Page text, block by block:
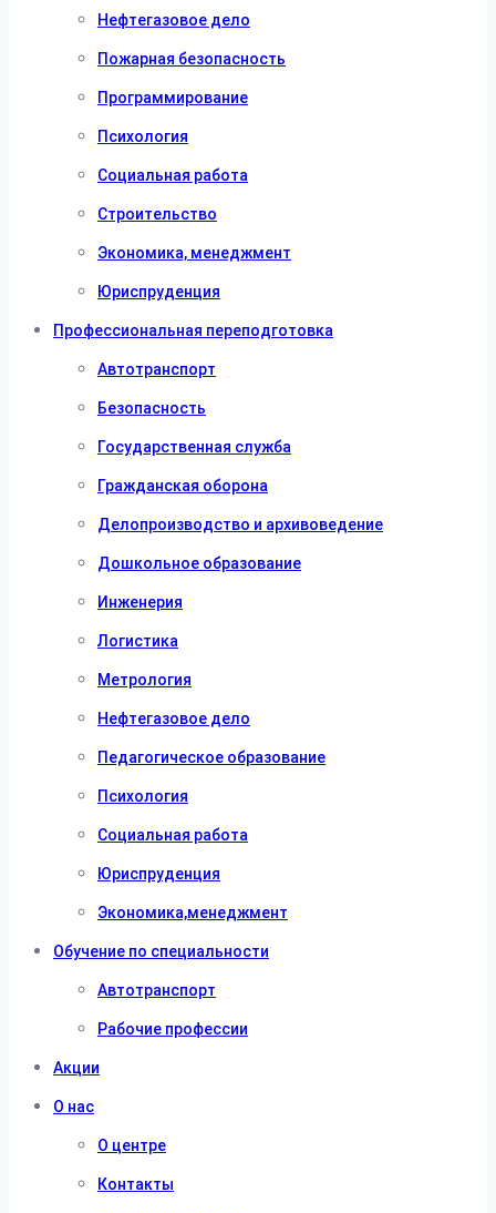
Нефтегазовое дело
Пожарная безопасность
Программирование
Психология
Социальная работа
Строительство
Экономика, менеджмент
Юриспруденция
Профессиональная переподготовка
Автотранспорт
Безопасность
Государственная служба
Гражданская оборона
Делопроизводство и архивоведение
Дошкольное образование
Инженерия
Логистика
Метрология
Нефтегазовое дело
Педагогическое образование
Психология
Социальная работа
Юриспруденция
Экономика,менеджмент
Обучение по специальности
Автотранспорт
Рабочие профессии
Акции
О нас
О центре
Контакты